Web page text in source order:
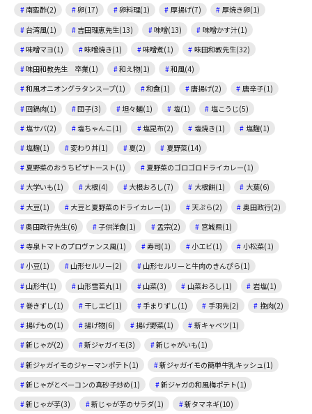
南蛮酢(2)
卵(17) 卵料理(1) 厚揚げ(7)
厚焼き卵(1)
台湾風(1)
吉田理恵先生(13) 味噌(13)
味噌かす汁(1)
味噌マヨ(1)
味噌焼き(1) 味噌煮(1)
味田和教先生(32)
味田和教先生 卒業(1)
和え物(1)
和風(4)
和風オニオングラタンスープ(1)
和食(1) 唐揚げ(2)
唐辛子(1)
回鍋肉(1)
団子(3) 坦々麺(1) 塩(1)
塩こうじ(5)
塩サバ(2)
塩ちゃんこ(1) 塩昆布(2) 塩焼き(1)
塩麴(1)
塩麹(1)
変わり丼(1) 夏(2)
夏野菜(14)
夏野菜のおうちピザトースト(1)
夏野菜のゴロゴロドライカレー(1)
大学いも(1)
大根(4) 大根おろし(7) 大根餅(1)
大葉(6)
大豆(1)
大豆と夏野菜のドライカレー(1) 天ぷら(2)
奥田政行(2)
奥田政行先生(6)
子供洋食(1) 孟宗(2)
宮城県(1)
寺泉トマトのプロヴァンス風(1)
寿司(1) 小エビ(1)
小松菜(1)
小豆(1)
山形セルリー(2)
山形セルリーと牛肉のきんぴら(1)
山形牛(1)
山形雪若丸(1) 山菜(3) 山菜おろし(1)
岩塩(1)
巻きずし(1)
干しエビ(1) 手まりずし(1) 手羽先(2)
挽肉(2)
揚げもの(1)
揚げ物(6) 揚げ野菜(1)
新キャベツ(1)
新じゃが(2)
新ジャガイモ(3)
新じゃがいも(1)
新ジャガイモのジャーマンポテト(1)
新ジャガイモの簡単牛乳キッシュ(1)
新じゃがとベーコンの真砂子炒め(1)
新ジャガの和風梅ポテト(1)
新じゃが芋(3)
新じゃが芋のサラダ(1)
新タマネギ(10)